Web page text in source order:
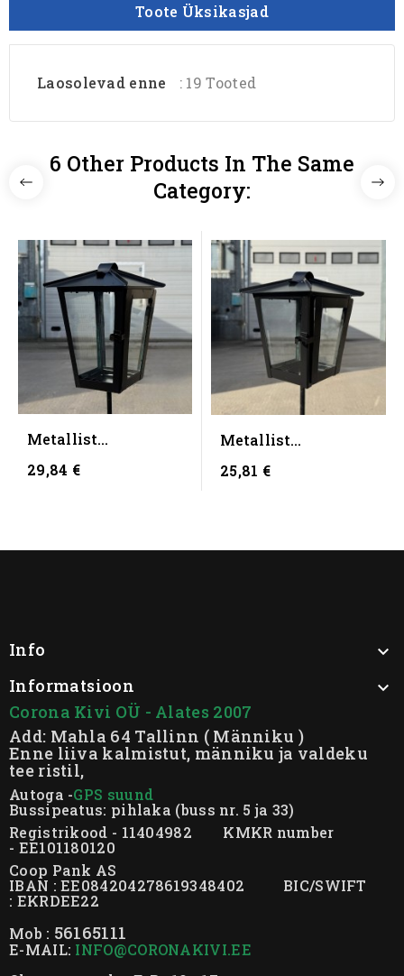
Toote Üksikasjad
Laosolevad enne : 19 Tooted
6 Other Products In The Same
Category:
Metallist
29,84 €
Metallist
25,81 €
Info

Informatsioon

Corona Kivi OÜ - Alates 2007
Add: Mahla 64 Tallinn ( Männiku )
Enne liiva kalmistut, männiku ja valdeku
tee ristil,
Autoga -GPS suund
Bussipeatus: pihlaka (buss nr. 5 ja 33)
Registrikood - 11404982 KMKR number
- EE101180120
Coop Pank AS
IBAN : EE084204278619348402 BIC/SWIFT
: EKRDEE22
Mob : 56165111
E-MAIL: INFO@CORONAKIVI.EE